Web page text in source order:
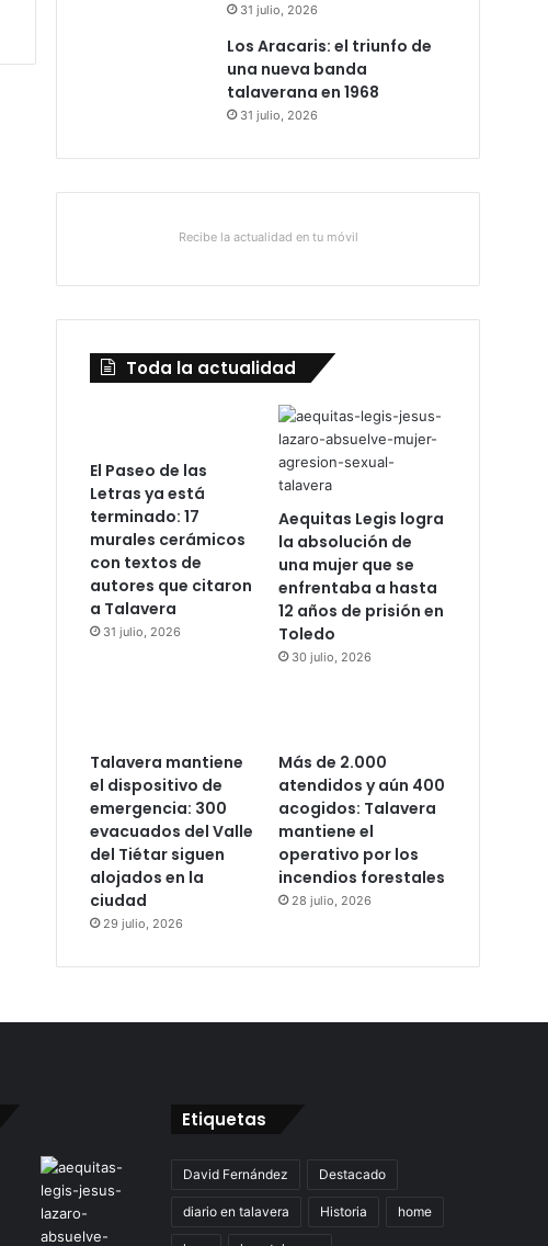
31 julio, 2026
Los Aracaris: el triunfo de
una nueva banda
talaverana en 1968
31 julio, 2026
Recibe la actualidad en tu móvil
Toda la actualidad
El Paseo de las
Letras ya está
terminado: 17
murales cerámicos
con textos de
autores que citaron
a Talavera
31 julio, 2026
Aequitas Legis logra
la absolución de
una mujer que se
enfrentaba a hasta
12 años de prisión en
Toledo
30 julio, 2026
Talavera mantiene
el dispositivo de
emergencia: 300
evacuados del Valle
del Tiétar siguen
alojados en la
ciudad
29 julio, 2026
Más de 2.000
atendidos y aún 400
acogidos: Talavera
mantiene el
operativo por los
incendios forestales
28 julio, 2026
Etiquetas
David Fernández Destacado
diario en talavera Historia home